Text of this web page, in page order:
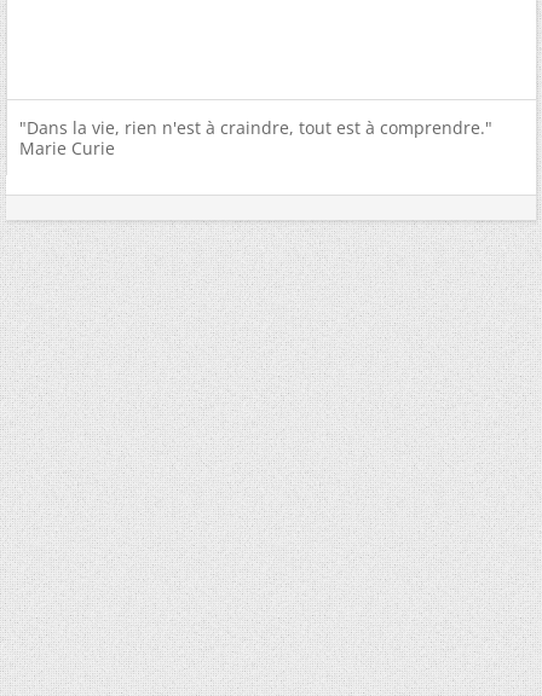
"Dans la vie, rien n'est à craindre, tout est à comprendre."
Marie Curie